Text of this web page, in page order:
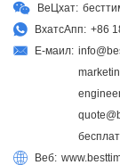
ВеЦхат:
ВхатсАпп: +86
Е-маил:
Веб: